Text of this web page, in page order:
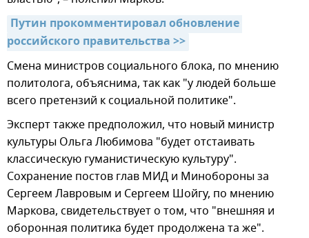
Путин прокомментировал обновление
российского правительства >>
Смена министров социального блока, по мнению
политолога, объяснима, так как "у людей больше
всего претензий к социальной политике".
Эксперт также предположил, что новый министр
культуры Ольга Любимова "будет отстаивать
классическую гуманистическую культуру".
Сохранение постов глав МИД и Минобороны за
Сергеем Лавровым и Сергеем Шойгу, по мнению
Маркова, свидетельствует о том, что "внешняя и
оборонная политика будет продолжена та же".